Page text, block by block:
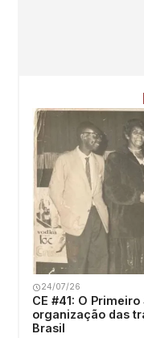
24/07/26
CE #41: O
organização das
Brasil